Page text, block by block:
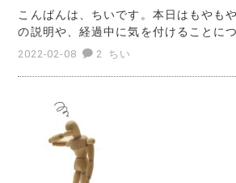
こんばんは、ちいです。本日はもやも
の説明や、経過中に気を付けることに
2022-02-08 2 ちい